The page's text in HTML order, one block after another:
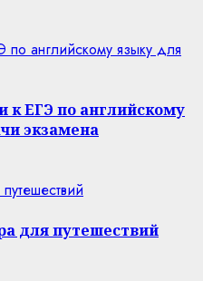
по английскому языку для
к ЕГЭ по английскому
экзамена
для путешествий